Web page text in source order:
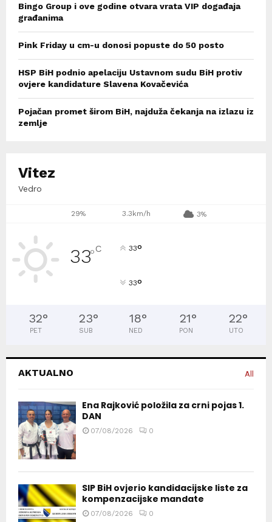
Bingo Group i ove godine otvara vrata VIP događaja
građanima
Pink Friday u cm-u donosi popuste do 50 posto
HSP BiH podnio apelaciju Ustavnom sudu BiH protiv
ovjere kandidature Slavena Kovačevića
Pojačan promet širom BiH, najduža čekanja na izlazu iz
zemlje
Vitez
Vedro
29% 3.3km/h 3%
33°C 33°
33°
32°
PET
23°
SUB
18°
NED
21°
PON
22°
UTO
AKTUALNO All
Ena Rajković položila za crni pojas 1.
DAN
07/08/2026 0
SIP BiH ovjerio kandidacijske liste za
kompenzacijske mandate
07/08/2026 0